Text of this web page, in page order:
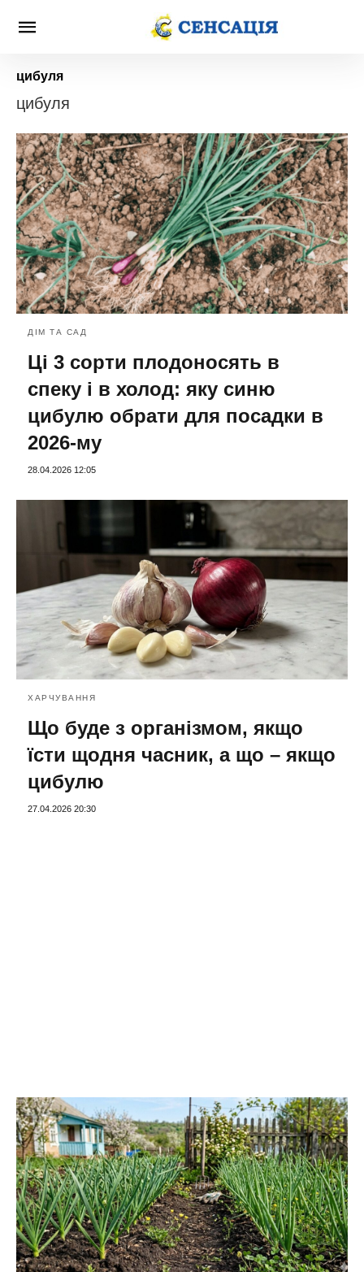
цибуля
цибуля
ДІМ ТА САД
Ці 3 сорти плодоносять в
спеку і в холод: яку синю
цибулю обрати для посадки в
2026-му
28.04.2026 12:05
ХАРЧУВАННЯ
Що буде з організмом, якщо
їсти щодня часник, а що – якщо
цибулю
27.04.2026 20:30